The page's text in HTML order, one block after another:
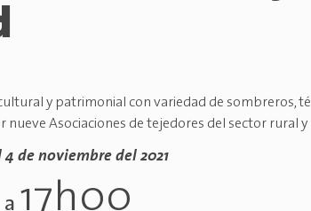
y patrimonial con variedad de sombreros,
nueve Asociaciones de tejedores del sector rural
4 de noviembre del 2021
a 17h00